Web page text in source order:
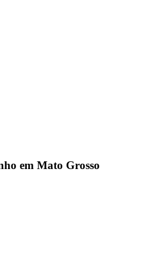
em Mato Grosso